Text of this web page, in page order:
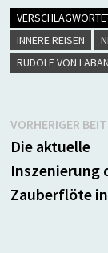
INNERE REISEN
RUDOLF VON LABAN
VORHERIGER
Die aktuelle
Inszenierung
Zauberflöte